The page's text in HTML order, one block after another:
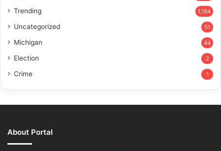
Trending 1,184
Uncategorized 51
Michigan 44
Election 2
Crime 1
About Portal